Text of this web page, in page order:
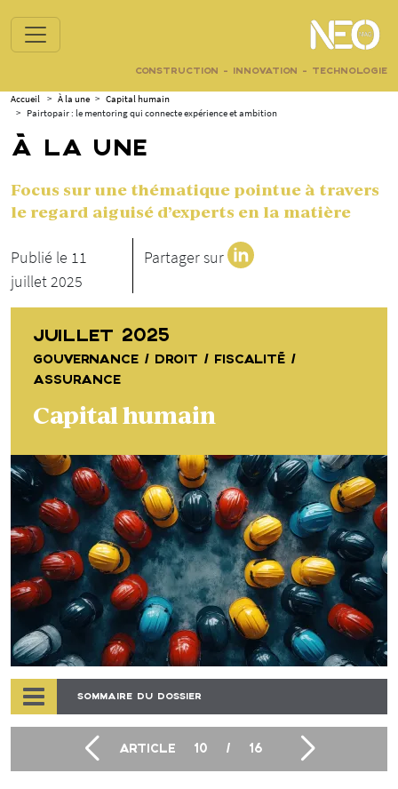
CONSTRUCTION - INNOVATION - TECHNOLOGIE
Accueil > À la une > Capital humain
>
Pairtopair : le mentoring qui connecte expérience et ambition
À LA UNE
Focus sur une thématique pointue à travers
le regard aiguisé d’experts en la matière
Publié le 11
juillet 2025
Partager sur
JUILLET 2025
GOUVERNANCE / DROIT / FISCALITÉ /
ASSURANCE
Capital humain
SOMMAIRE DU DOSSIER
ARTICLE 10 / 16